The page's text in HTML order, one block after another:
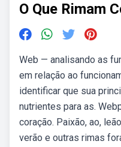
O Que Rimam
Web — analisando as
em relação ao
identificar que sua
nutrientes para as.
coração. Paixão, ao,
verão e outras rimas